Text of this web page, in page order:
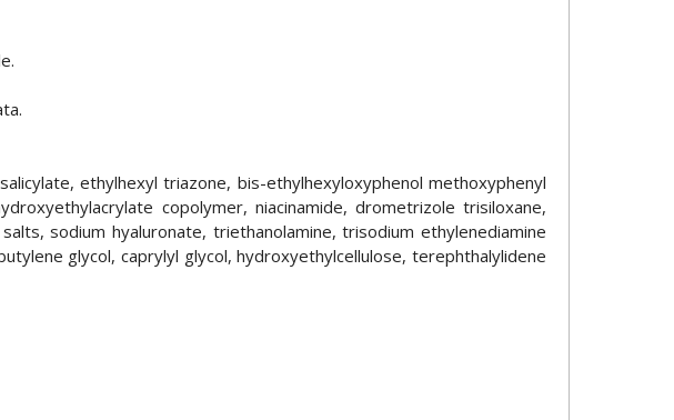
ethylhexyl triazone, bis-ethylhexyloxyphenol methoxyphenyl
copolymer, niacinamide, drometrizole trisiloxane,
sodium hyaluronate, triethanolamine, trisodium ethylenediamine
glycol, caprylyl glycol, hydroxyethylcellulose, terephthalylidene